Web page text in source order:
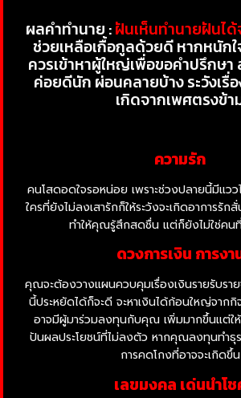
ผลคำทำนาย :ฝันเห็นทํานายฝันไ
ช่วยเหลือเกื้อกูลด้วยดี หากหนักใ
ควรเข้าหาผู้ใหญ่เพื่อขอคำปรึกษา
ค่อยดีนัก ผ่อนคลายบ้าง ระวังเรื่
เกิดจากเพศตรงข้า
ความรัก
คนโสดอดใจรอหน่อย เพราะช่วงปลายนี้มีแว
ใครที่ยังไม่ลงเสารักก็ให้ระวังจะเกิดอาการรั
ทำให้คุณรู้สึกสดชื่น แต่ก็ยังไม่ใช่คน
ดวงการเงิน การงา
คุณจะต้องวางแผนควบคุมเรื่องเงินรายรับรา
นี้ประหยัดได้ก็จะดี จะหาเงินได้ก้อนใหญ่จาก
อาจมีผู้มาร่วมลงทุนกับคุณ เพิ่มมากขึ้นแต่ให้
ปันผลประโยชน์ที่ไม่ลงตัว หากคุณลงทุนทำธุ
การคดโกงที่อาจจะเกิดขึ้น
เลขมงคล เด่นนำโ